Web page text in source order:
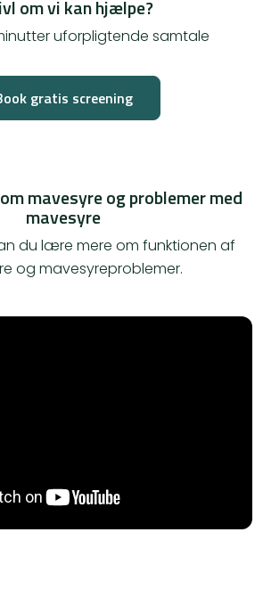
om vi kan hjælpe?
uforpligtende samtale
gratis screening
mavesyre og problemer med
mavesyre
du lære mere om funktionen af
og mavesyreproblemer.